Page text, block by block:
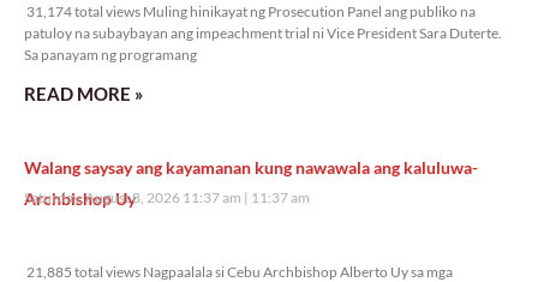
31,174 total views Muling hinikayat ng Prosecution Panel ang publiko na
patuloy na subaybayan ang impeachment trial ni Vice President Sara Duterte.
Sa panayam ng programang
READ MORE »
Walang saysay ang kayamanan kung nawawala ang kaluluwa-
Archbishop Uy
Saturday, August 8, 2026 11:37 am 11:37 am
21,885 total views Nagpaalala si Cebu Archbishop Alberto Uy sa mga